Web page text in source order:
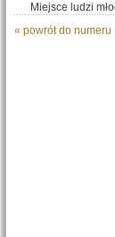
Miejsce ludzi
« powrót do numeru